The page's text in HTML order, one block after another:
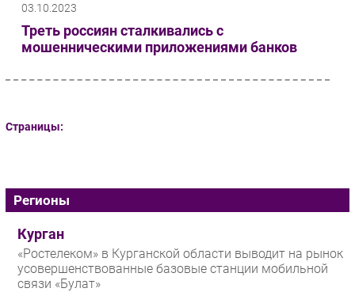
РАЗДЕЛЫ
Мероприятия
Тестовый стенд
03.10.2023
Треть россиян сталкивались с
мошенническими приложениями банков
Страницы:
Регионы
Курган
«Ростелеком» в Курганской области выводит на рынок
усовершенствованные базовые станции мобильной
связи «Булат»